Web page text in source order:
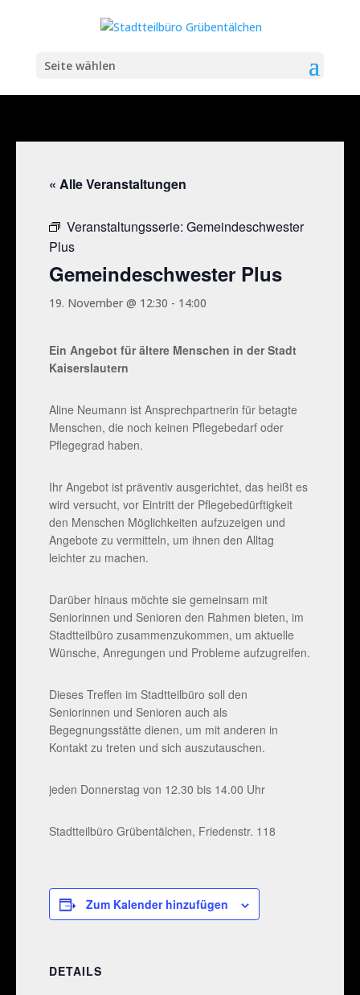
Seite wählen
« Alle Veranstaltungen
Veranstaltungsserie: Gemeindeschwester
Plus
Gemeindeschwester Plus
19. November @ 12:30 - 14:00
Ein Angebot für ältere Menschen in der Stadt
Kaiserslautern
Aline Neumann ist Ansprechpartnerin für betagte
Menschen, die noch keinen Pflegebedarf oder
Pflegegrad haben.
Ihr Angebot ist präventiv ausgerichtet, das heißt es
wird versucht, vor Eintritt der Pflegebedürftigkeit
den Menschen Möglichkeiten aufzuzeigen und
Angebote zu vermitteln, um ihnen den Alltag
leichter zu machen.
Darüber hinaus möchte sie gemeinsam mit
Seniorinnen und Senioren den Rahmen bieten, im
Stadtteilbüro zusammenzukommen, um aktuelle
Wünsche, Anregungen und Probleme aufzugreifen.
Dieses Treffen im Stadtteilbüro soll den
Seniorinnen und Senioren auch als
Begegnungsstätte dienen, um mit anderen in
Kontakt zu treten und sich auszutauschen.
jeden Donnerstag von 12.30 bis 14.00 Uhr
Stadtteilbüro Grübentälchen, Friedenstr. 118
Zum Kalender hinzufügen
DETAILS